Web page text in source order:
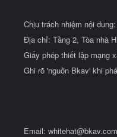
Chịu trách nhiệm nội
Địa chỉ: Tầng 2, Tòa nhà
Giấy phép thiết lập mạng
Ghi rõ 'nguồn Bkav' khi
Email: whitehat@bkav.com